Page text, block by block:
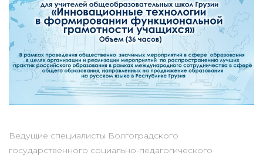
Ведущие специалисты Волгоградского
государственного социально-педагогического